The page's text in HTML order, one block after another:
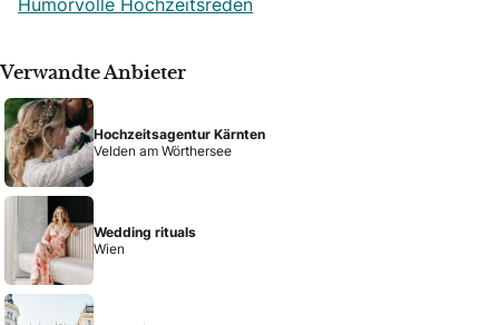
Verwandte Anbieter
Hochzeitsagentur Kärnten
Velden am Wörthersee
Wedding rituals
Wien